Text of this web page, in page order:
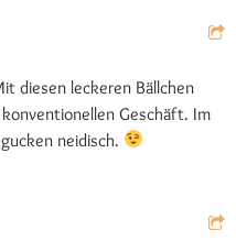
diesen leckeren Bällchen
Geschäft. Im
neidisch.